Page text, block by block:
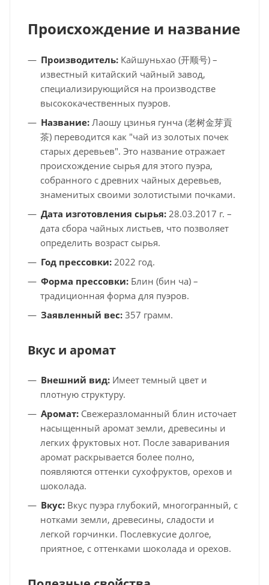
Происхождение и название
Производитель: Кайшуньхао (开顺号) –
известный китайский чайный завод,
специализирующийся на производстве
высококачественных пуэров.
Название: Лаошу цзинья гунча (老树金芽貢
茶) переводится как "чай из золотых почек
старых деревьев". Это название отражает
происхождение сырья для этого пуэра,
собранного с древних чайных деревьев,
знаменитых своими золотистыми почками.
Дата изготовления сырья: 28.03.2017 г. –
дата сбора чайных листьев, что позволяет
определить возраст сырья.
Год прессовки: 2022 год.
Форма прессовки: Блин (бин ча) –
традиционная форма для пуэров.
Заявленный вес: 357 грамм.
Вкус и аромат
Внешний вид: Имеет темный цвет и
плотную структуру.
Аромат: Свежеразломанный блин источает
насыщенный аромат земли, древесины и
легких фруктовых нот. После заваривания
аромат раскрывается более полно,
появляются оттенки сухофруктов, орехов и
шоколада.
Вкус: Вкус пуэра глубокий, многогранный, с
нотками земли, древесины, сладости и
легкой горчинки. Послевкусие долгое,
приятное, с оттенками шоколада и орехов.